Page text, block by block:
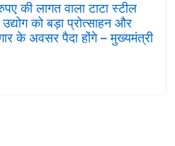
की लागत वाला टाटा स्टील
उद्योग को बड़ा प्रोत्साहन और
के अवसर पैदा होंगे – मुख्यमंत्री